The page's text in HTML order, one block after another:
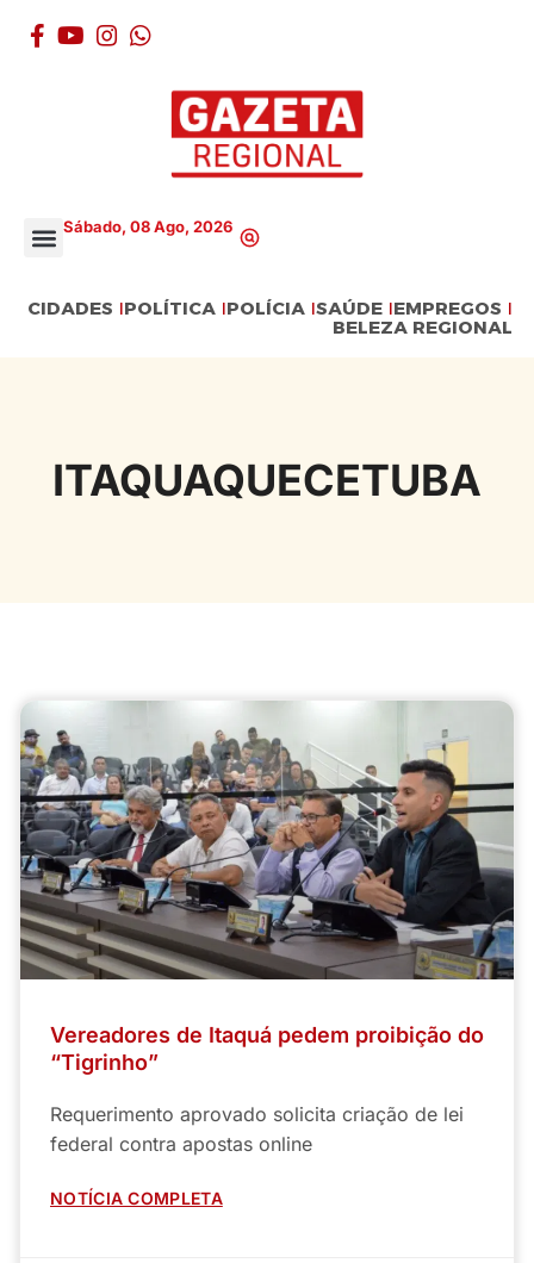
Sábado, 08 Ago, 2026
CIDADES POLÍTICA POLÍCIA SAÚDE EMPREGOS
BELEZA REGIONAL
ITAQUAQUECETUBA
Vereadores de Itaquá pedem proibição do
“Tigrinho”
Requerimento aprovado solicita criação de lei
federal contra apostas online
NOTÍCIA COMPLETA